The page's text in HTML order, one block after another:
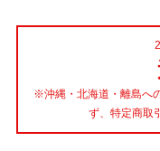
※沖縄・北海道・離島へ
ず、特定商取